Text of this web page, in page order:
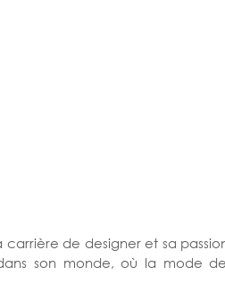
de designer et sa
son monde, où la mode